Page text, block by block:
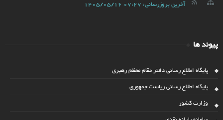
آخرین بروزرسانی: 1405/05/16 07:27
پیوند ها
پایگاه اطلاع رسانی دفتر مقام معظم رهبری
پایگاه اطلاع رسانی ریاست جمهوری
وزارت کشور